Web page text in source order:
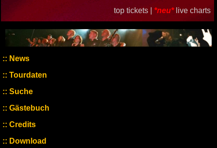
top tickets | *neu* live charts
News
Tourdaten
Suche
Gästebuch
Credits
Download